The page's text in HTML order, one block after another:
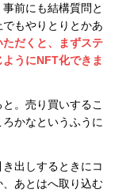
前にも結構質問と
もやりとりとかあ
だくと、まずステ
うにNFT化できま
。売り買いするこ
かなというふうに
出しするときにコ
あとはへ取り込む